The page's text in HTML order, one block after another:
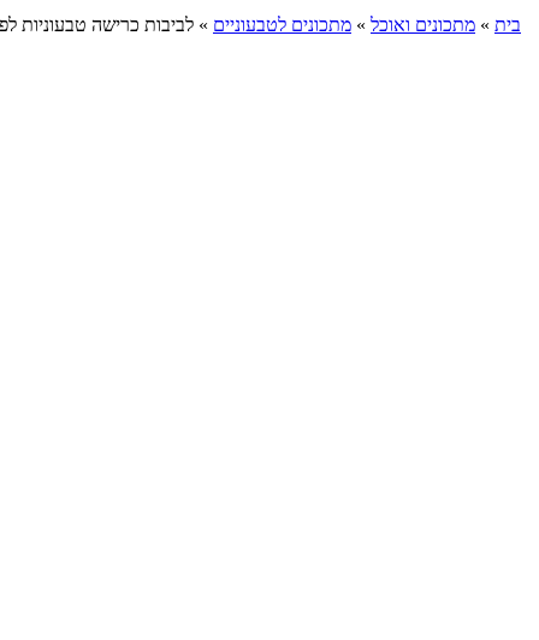
בית » מתכונים ואוכל » מתכונים לטבעוניים » לביבות כרישה טבעוניות